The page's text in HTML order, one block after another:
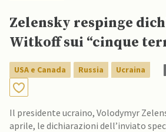
Zelensky respinge
Witkoff sui “cinque
USA e Canada Russia Ucraina
Il presidente ucraino, Volodymyr
aprile, le dichiarazioni dell’inviato